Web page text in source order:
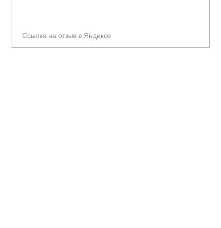
Ссылка на отзыв в Яндексе